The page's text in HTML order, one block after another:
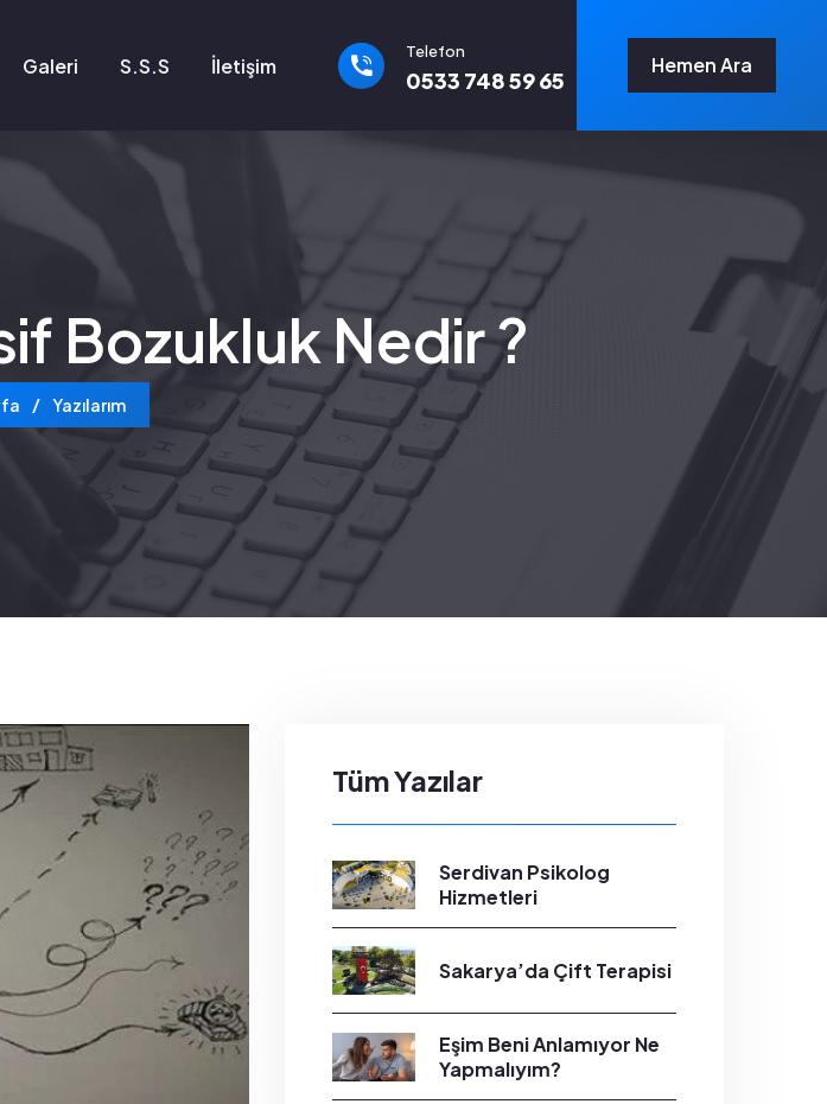
Galeri S.S.S İletişim
Telefon
0533 748 59 65
Hemen Ara
Bozukluk Nedir ?
Yazılarım
Tüm Yazılar
Serdivan Psikolog
Hizmetleri
Sakarya’da Çift Terapisi
Eşim Beni Anlamıyor Ne
Yapmalıyım?